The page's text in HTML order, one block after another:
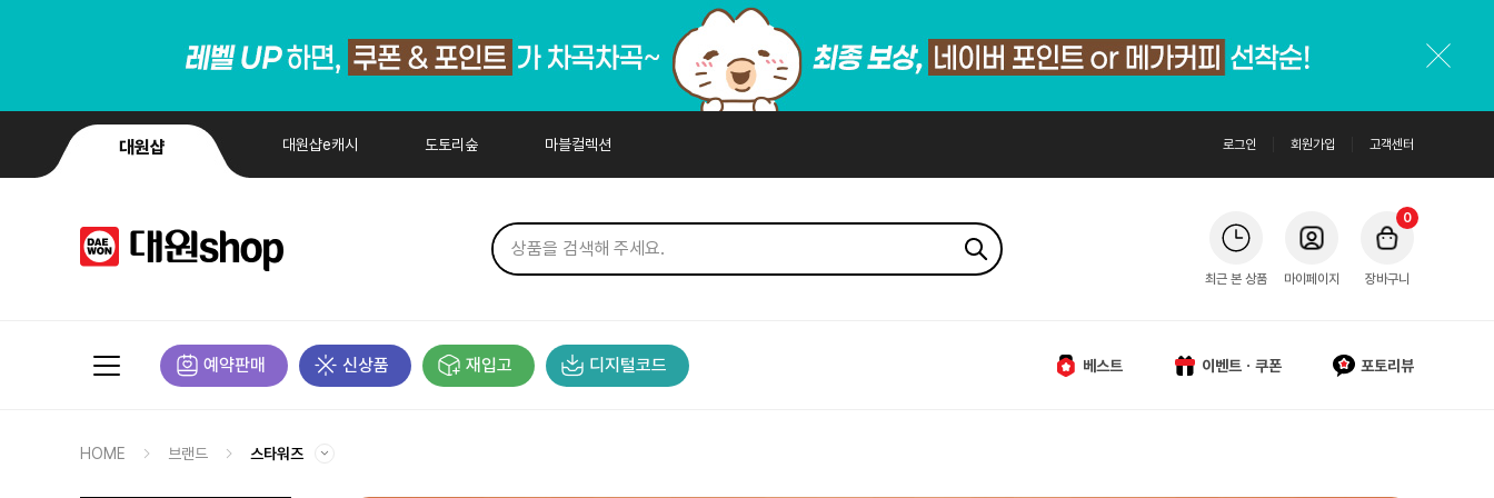
대원샵 대원샵e캐시 도토리숲 마블컬렉션 로그인 회원가입 고객센터
최근 본 상품 마이페이지 장바구니
0
예약판매 신상품 재입고 디지털코드 베스트 이벤트ㆍ쿠폰 포토리뷰
HOME 브랜드 스타워즈